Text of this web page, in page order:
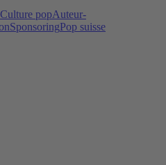
Culture popAuteur-
SponsoringPop suisse